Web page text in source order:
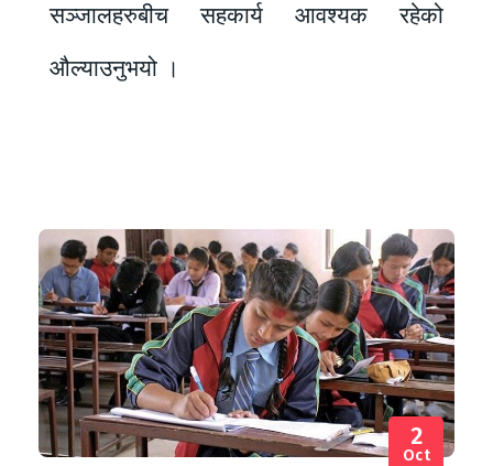
सञ्जालहरुबीच सहकार्य आवश्यक रहेको
औल्याउनुभयो ।
2
Oct